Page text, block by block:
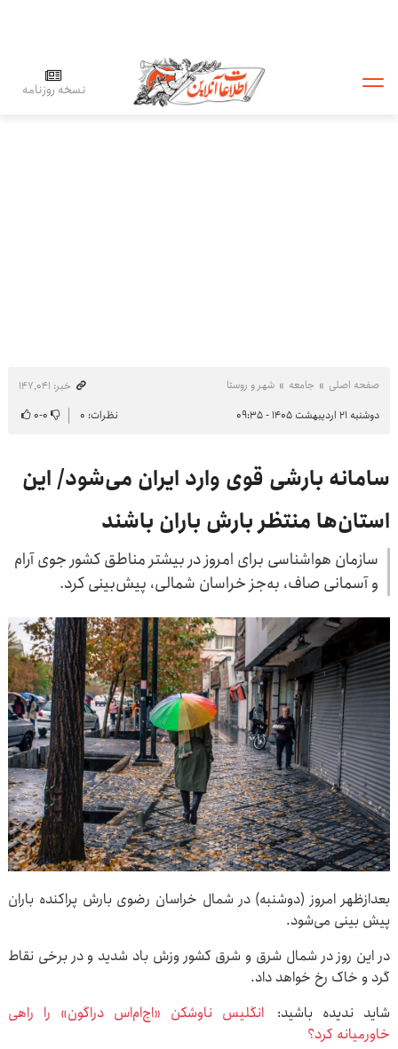
نسخه روزنامه
صفحه اصلی جامعه شهر و روستا
خبر: ۱۴۷٬۰۴۱
دوشنبه ۲۱ اردیبهشت ۱۴۰۵ - ۰۹:۳۵
نظرات: ۰ ۰-۰
سامانه بارشی قوی وارد ایران می‌شود/ این
استان‌ها منتظر بارش باران باشند
سازمان هواشناسی برای امروز در بیشتر مناطق کشور جوی آرام
و آسمانی صاف، به‌جز خراسان شمالی، پیش‌بینی کرد.
بعدازظهر امروز (دوشنبه) در شمال خراسان رضوی بارش پراکنده باران
پیش بینی می‌شود.
در این روز در شمال شرق و شرق کشور وزش باد شدید و در برخی نقاط
گرد و خاک رخ خواهد داد.
شاید ندیده باشید: انگلیس ناوشکن «اچ‌ام‌اس دراگون» را راهی
خاورمیانه کرد؟